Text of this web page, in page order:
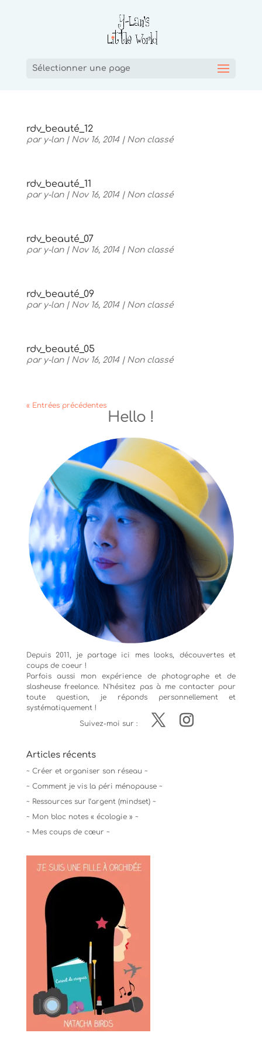
Sélectionner une page
rdv_beauté_12
par y-lan| Nov 16, 2014| Non classé
rdv_beauté_11
par y-lan| Nov 16, 2014| Non classé
rdv_beauté_07
par y-lan| Nov 16, 2014| Non classé
rdv_beauté_09
par y-lan| Nov 16, 2014| Non classé
rdv_beauté_05
par y-lan| Nov 16, 2014| Non classé
« Entrées précédentes
Hello !
Depuis 2011, je partage ici mes looks, découvertes et
coups de coeur !
Parfois aussi mon expérience de photographeet de
slasheuse freelance. N'hésitez pas à me contacter pour
toute question, je réponds personnellement et
systématiquement !
Suivez-moi sur :
Articles récents
~ Créer et organiser son réseau ~
~ Comment je vis la péri ménopause ~
~ Ressources sur l’argent (mindset) ~
~ Mon bloc notes « écologie » ~
~ Mes coups de cœur ~